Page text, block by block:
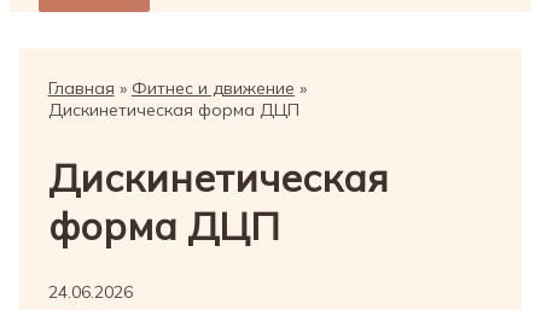
Главная
Фитнес и движение
Дискинетическая форма ДЦП
Дискинетическая
форма ДЦП
24.06.2026